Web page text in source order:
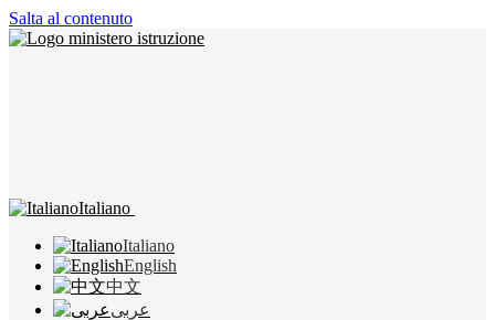
Salta al contenuto
Italiano
Italiano
English
中文
عربى